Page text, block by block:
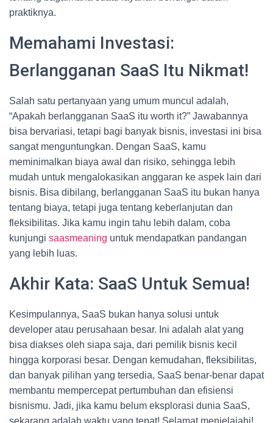
praktiknya.
Memahami Investasi:
Berlangganan SaaS Itu Nikmat!
Salah satu pertanyaan yang umum muncul adalah,
“Apakah berlangganan SaaS itu worth it?” Jawabannya
bisa bervariasi, tetapi bagi banyak bisnis, investasi ini bisa
sangat menguntungkan. Dengan SaaS, kamu
meminimalkan biaya awal dan risiko, sehingga lebih
mudah untuk mengalokasikan anggaran ke aspek lain dari
bisnis. Bisa dibilang, berlangganan SaaS itu bukan hanya
tentang biaya, tetapi juga tentang keberlanjutan dan
fleksibilitas. Jika kamu ingin tahu lebih dalam, coba
kunjungi saasmeaning untuk mendapatkan pandangan
yang lebih luas.
Akhir Kata: SaaS Untuk Semua!
Kesimpulannya, SaaS bukan hanya solusi untuk
developer atau perusahaan besar. Ini adalah alat yang
bisa diakses oleh siapa saja, dari pemilik bisnis kecil
hingga korporasi besar. Dengan kemudahan, fleksibilitas,
dan banyak pilihan yang tersedia, SaaS benar-benar dapat
membantu mempercepat pertumbuhan dan efisiensi
bisnismu. Jadi, jika kamu belum eksplorasi dunia SaaS,
sekarang adalah waktu yang tepat! Selamat menjelajahi!